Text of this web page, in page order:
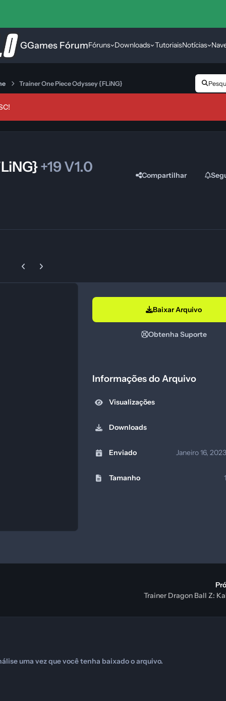
GGames FórumFóruns Downloads TutoriaisNotícias
Trainer One Piece Odyssey {FLiNG}
+19 V1.0
Compartilhar
Previous carousel slide
Next carousel slide
Baixar Arquivo
Obtenha Suporte
Informações do Arquivo
Visualizações
Downloads
Enviado Janeiro 16, 2023
Tamanho
Trainer Dragon Ball Z:
uma vez que você tenha baixado o arquivo.